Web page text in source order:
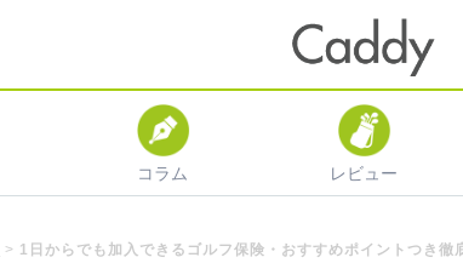
コラム レビュー
> 1日からでも加入できるゴルフ保険・おすすめポイントつき徹